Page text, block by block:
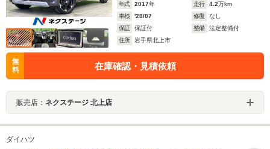
年式 2017年 走行 4.2万km
車検
'28/07 修復
なし
保証
保証付 整備
法定整備付
住所
岩手県北上市
無
料
在庫確認・見積依頼
販売店： ネクステージ 北上店
ダイハツ